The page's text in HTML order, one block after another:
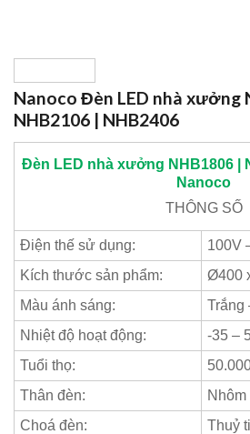
Nanoco Đèn LED nhà xưởng
NHB2106 | NHB2406
Đèn LED nhà xưởng NHB1806 |
Nanoco
THÔNGSỐ
Điện thế sử dụng:
100V
Kích thước sản phẩm:
Ø400
Màu ánh sáng:
Trắng
Nhiệt độ hoạt động:
-35 –
Tuổi thọ:
Thân đèn:
Nhôm
Choá đèn:
Thuỷ